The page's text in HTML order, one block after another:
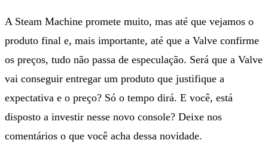
A Steam Machine promete muito, mas até que vejamos o
produto final e, mais importante, até que a Valve confirme
os preços, tudo não passa de especulação. Será que a Valve
vai conseguir entregar um produto que justifique a
expectativa e o preço? Só o tempo dirá. E você, está
disposto a investir nesse novo console? Deixe nos
comentários o que você acha dessa novidade.